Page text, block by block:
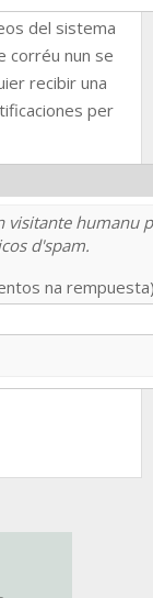
del sistema
corréu nun se
recibir una
per
visitante humanu
d'spam.
na